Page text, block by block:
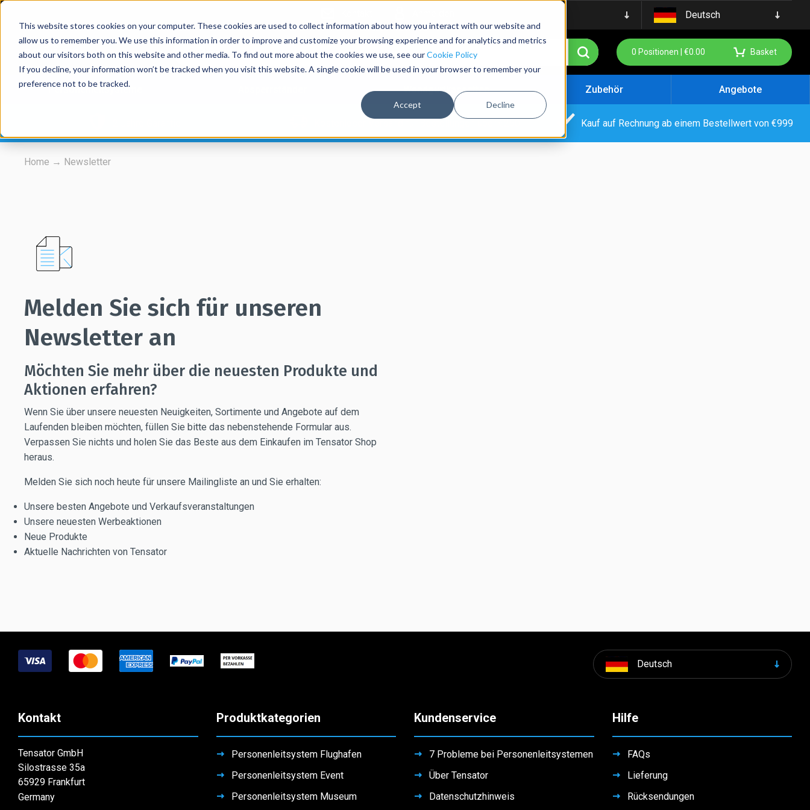
This website stores cookies on your computer. These cookies are used to collect information about how you interact with our website and
allow us to remember you. We use this information in order to improve and customize your browsing experience and for analytics and metrics
about our visitors both on this website and other media. To find out more about the cookies we use, see ourCookie Policy
If you decline, your information won’t be tracked when you visit this website. A single cookie will be used in your browser to remember your
preference not to be tracked.
Accept Decline
Deutsch
0 Positionen | €0.00 Basket
Personenleitsysteme Wandgurtkassetten Zubehör Angebote
Kauf auf Rechnung ab einem Bestellwert von €999
Home → Newsletter
Melden Sie sich für unseren
Newsletter an
Möchten Sie mehr über die neuesten Produkte und
Aktionen erfahren?
Wenn Sie über unsere neuesten Neuigkeiten, Sortimente und Angebote auf dem
Laufenden bleiben möchten, füllen Sie bitte das nebenstehende Formular aus.
Verpassen Sie nichts und holen Sie das Beste aus dem Einkaufen im Tensator Shop
heraus.
Melden Sie sich noch heute für unsere Mailingliste an und Sie erhalten:
Unsere besten Angebote und Verkaufsveranstaltungen
Unsere neuesten Werbeaktionen
Neue Produkte
Aktuelle Nachrichten von Tensator
Deutsch
Kontakt
Tensator GmbH
Silostrasse 35a
65929 Frankfurt
Germany
Produktkategorien
Personenleitsystem Flughafen
Personenleitsystem Event
Personenleitsystem Museum
Kundenservice
7 Probleme bei Personenleitsystemen
Über Tensator
Datenschutzhinweis
Hilfe
FAQs
Lieferung
Rücksendungen